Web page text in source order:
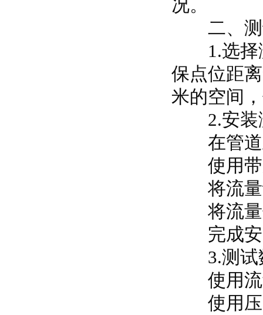
况。
二、测
1.选择测
保点位距
米的空间
2.安装
在管道
使用带
将流量
将流量
完成安
3.测试
使用流
使用压